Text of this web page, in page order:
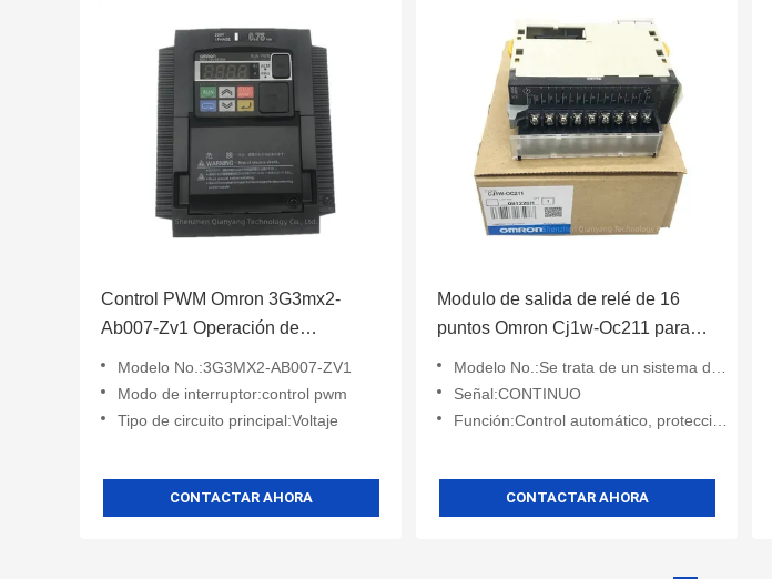
Control PWM Omron 3G3mx2-
Ab007-Zv1 Operación de
corriente
Modelo No.:3G3MX2-AB007-ZV1
Modo de interruptor:control pwm
Tipo de circuito principal:Voltaje
CONTACTAR AHORA
Modulo de salida de relé de 16
puntos Omron Cj1w-Oc211 para
Modelo No.:Se trata de un sistema de control de las emisiones de gases de escape.
Señal:CONTINUO
Función:Control automático, protección, monitoreo
CONTACTAR AHORA